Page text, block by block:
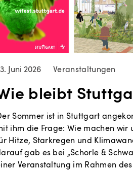
Juni 2026 Veranstaltungen
bleibt
Sommer ist in Stuttgart
ihm die Frage: Wie machen wir
Hitze, Starkregen und
gab es bei „Schorle &
Veranstaltung im Rahmen des